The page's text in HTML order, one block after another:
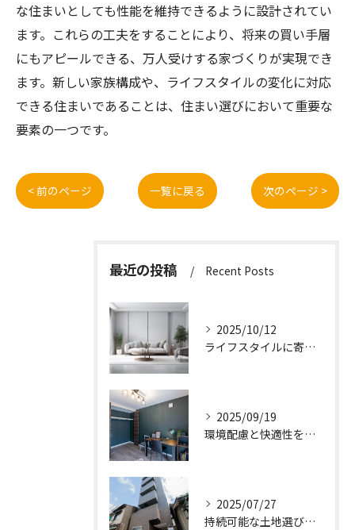
な住まいとしても性能を維持できるように設計されてい
ます。これらの工夫をすることにより、将来の買い手層
にもアピールできる、万人受けする家づくりが実現でき
ます。新しい家族構成や、ライフスタイルの変化に対応
できる住まいであることは、住まい選びにおいて重要な
要素の一つです。
< 前のページ 一覧に戻る 次のページ >
最近の投稿 Recent Posts
2025/10/12
ライフスタイルに寄り添う快適な新築一戸建て設計
2025/09/19
環境配慮と快適性を両立させた新築一戸建ての暮らし方
2025/07/27
持続可能な土地選びのポイント